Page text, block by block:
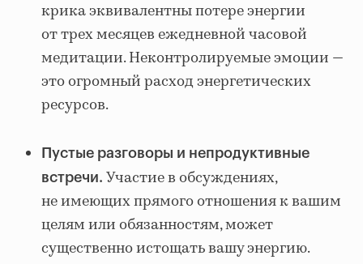
крика эквивалентны потере энергии
от трех месяцев ежедневной часовой
медитации. Неконтролируемые эмоции —
это огромный расход энергетических
ресурсов.
Пустые разговоры и непродуктивные
встречи. Участие в обсуждениях,
не имеющих прямого отношения к вашим
целям или обязанностям, может
существенно истощать вашу энергию.